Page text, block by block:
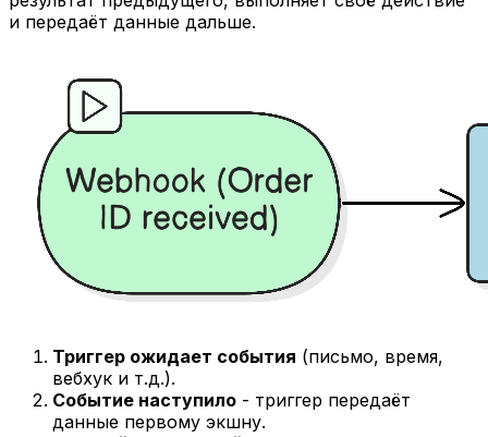
и передаёт данные дальше.
Триггер ожидает события (письмо, время,
вебхук и т.д.).
Событие наступило - триггер передаёт
данные первому экшну.